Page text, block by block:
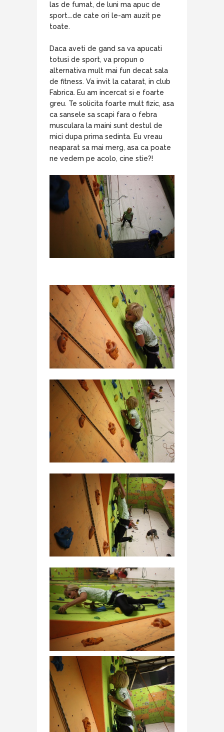
las de fumat, de luni ma apuc de
sport….de cate ori le-am auzit pe
toate.
Daca aveti de gand sa va apucati
totusi de sport, va propun o
alternativa mult mai fun decat sala
de fitness. Va invit la catarat, in club
Fabrica. Eu am incercat si e foarte
greu. Te solicita foarte mult fizic, asa
ca sansele sa scapi fara o febra
musculara la maini sunt destul de
mici dupa prima sedinta. Eu vreau
neaparat sa mai merg, asa ca poate
ne vedem pe acolo, cine stie?!